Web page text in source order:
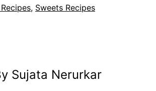
, Sweets Recipes
Sujata Nerurkar